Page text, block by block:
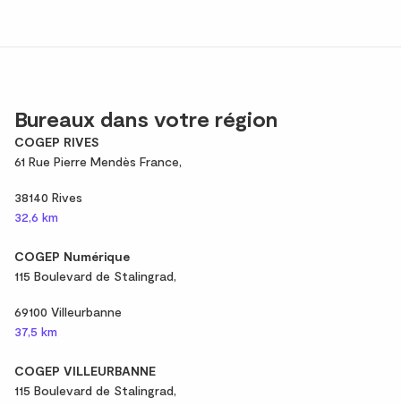
Bureaux dans votre région
COGEP RIVES
61 Rue Pierre Mendès France,
38140 Rives
32,6 km
COGEP Numérique
115 Boulevard de Stalingrad,
69100 Villeurbanne
37,5 km
COGEP VILLEURBANNE
115 Boulevard de Stalingrad,